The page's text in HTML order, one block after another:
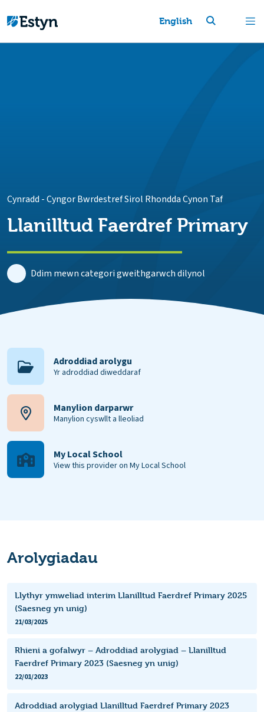
English
Cynradd -Cyngor Bwrdestref Sirol Rhondda Cynon Taf
Llanilltud Faerdref Primary
Ddim mewn categori gweithgarwch dilynol
Adroddiad arolygu
Yr adroddiad diweddaraf
Manylion darparwr
Manylion cyswllt a lleoliad
My Local School
View this provider on My Local School
Arolygiadau
Llythyr ymweliad interim Llanilltud Faerdref Primary 2025
(Saesneg yn unig)
21/03/2025
Rhieni a gofalwyr – Adroddiad arolygiad – Llanilltud
Faerdref Primary 2023 (Saesneg yn unig)
22/01/2023
Adroddiad arolygiad Llanilltud Faerdref Primary 2023